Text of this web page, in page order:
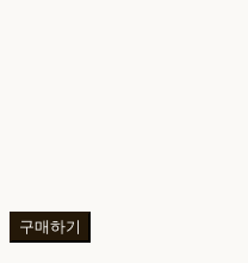
구매하기